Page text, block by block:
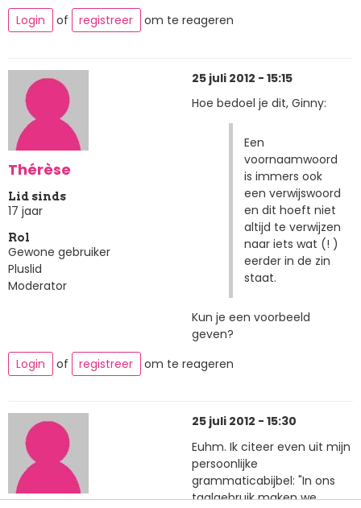
Login
of registreer om te reageren
Thérèse
Lid sinds
17 jaar
Rol
Gewone gebruiker
Pluslid
Moderator
25 juli 2012 - 15:15
Hoe bedoel je dit, Ginny:
Een
voornaamwoord
is immers ook
een verwijswoord
en dit hoeft niet
altijd te verwijzen
naar iets wat (! )
eerder in de zin
staat.
Kun je een voorbeeld
geven?
Login
of registreer om te reageren
25 juli 2012 - 15:30
Euhm. Ik citeer even uit mijn
persoonlijke
grammaticabijbel: "In ons
taalgebruik maken we